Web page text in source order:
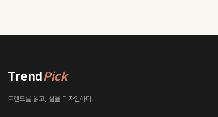
TrendPick
트렌드를 읽고, 삶을 디자인하다.